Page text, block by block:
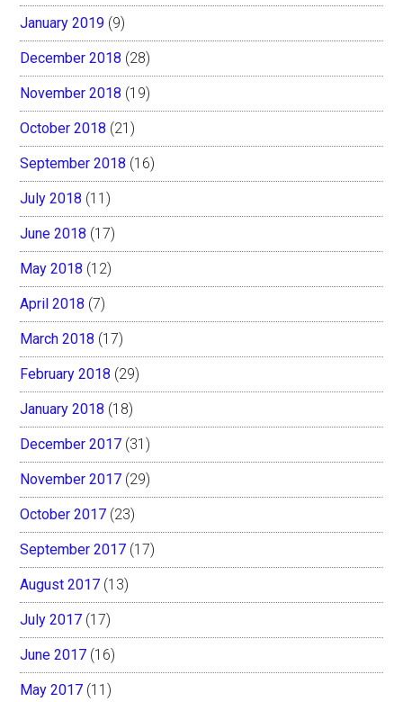
January 2019 (9)
December 2018 (28)
November 2018 (19)
October 2018 (21)
September 2018 (16)
July 2018 (11)
June 2018 (17)
May 2018 (12)
April 2018 (7)
March 2018 (17)
February 2018 (29)
January 2018 (18)
December 2017 (31)
November 2017 (29)
October 2017 (23)
September 2017 (17)
August 2017 (13)
July 2017 (17)
June 2017 (16)
May 2017 (11)